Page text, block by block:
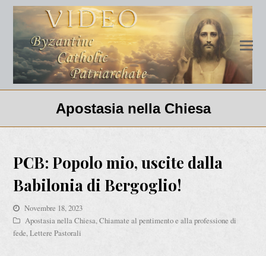
Apostasia nella Chiesa
PCB: Popolo mio, uscite dalla
Babilonia di Bergoglio!
Novembre 18, 2023
Apostasia nella Chiesa,Chiamate al pentimento e alla professione di
fede,Lettere Pastorali